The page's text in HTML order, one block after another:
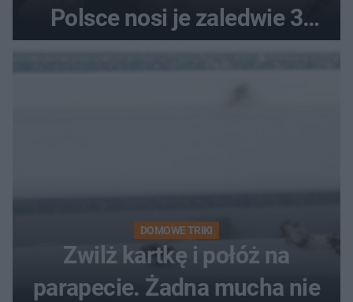
Polsce nosi je zaledwie 3
kobiety
DOMOWE TRIKI
Zwilż kartkę i połóż na
parapecie. Żadna mucha nie